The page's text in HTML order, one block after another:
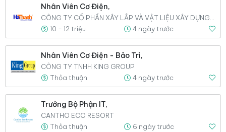
Nhân Viên Cơ Điện,
10 - 12 triệu
4 ngày trước
Nhân Viên Cơ Điện - Bảo Trì,
CÔNG TY TNHH KING GROUP
Thỏa thuận
4 ngày trước
Trưởng Bộ Phận IT,
CANTHO ECO RESORT
Thỏa thuận
6 ngày trước